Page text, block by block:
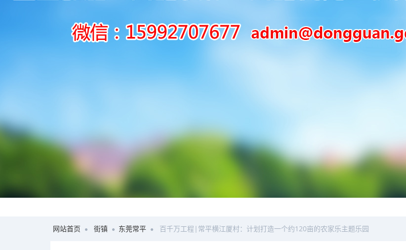
网站首页 街镇 东莞常平 百千万工程|常平横江厦村：计划打造一个约120亩的农家乐主题乐园